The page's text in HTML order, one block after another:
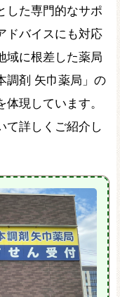
した専門的なサポ
ドバイスにも対応
域に根差した薬局
調剤 矢巾薬局」の
現しています。
て詳しくご紹介し